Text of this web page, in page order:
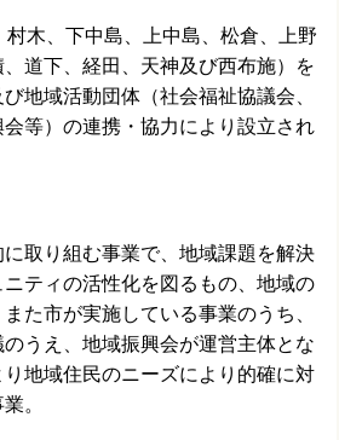
木、下中島、上中島、松倉、上野
道下、経田、天神及び西布施）を
地域活動団体（社会福祉協議会、
等）の連携・協力により設立され
取り組む事業で、地域課題を解決
ティの活性化を図るもの、地域の
た市が実施している事業のうち、
うえ、地域振興会が運営主体とな
地域住民のニーズにより的確に対
。